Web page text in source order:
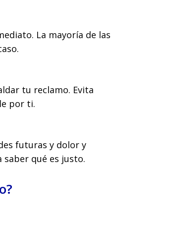
La mayoría de las
tu reclamo. Evita
por ti.
futuras y dolor y
qué es justo.